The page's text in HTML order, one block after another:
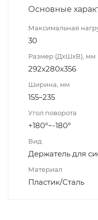
Основные
Максимальная
30
Размер (ДxШxВ), мм
292x280x356
Ширина, мм
155–235
Угол поворота
+180°~-180°
Вид
Держатель для
Материал
Пластик/Сталь